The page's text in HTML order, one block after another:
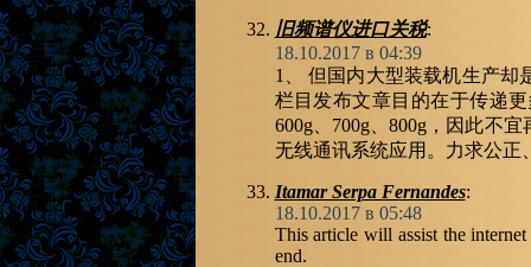
旧频谱仪进口关税:
18.10.2017 в 04:39
1、 但国内大型装载机生产却
栏目发布文章目的在于传递
600g、700g、800g，因此不
无线通讯系统应用。力求公正
Itamar Serpa Fernandes:
18.10.2017 в 05:48
This article will assist the
end.